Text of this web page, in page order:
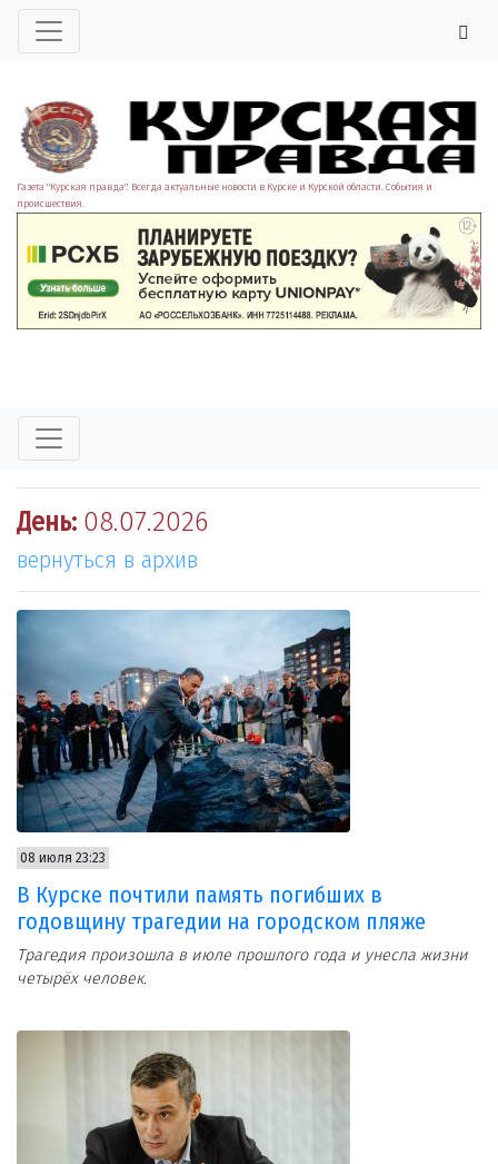
Газета "Курская правда". Всегда актуальные новости в Курске и Курской области. События и
происшествия.
День: 08.07.2026
вернуться в архив
08 июля 23:23
В Курске почтили память погибших в
годовщину трагедии на городском пляже
Трагедия произошла в июле прошлого года и унесла жизни
четырёх человек.